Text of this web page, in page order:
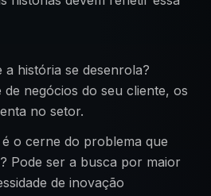
história se desenrola?
negócios do seu cliente, os
no setor.
o cerne do problema que
Pode ser a busca por maior
de inovação